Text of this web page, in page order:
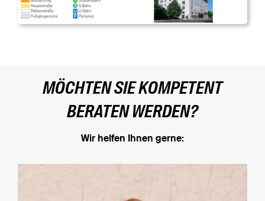
MÖCHTEN SIE KOMPETENT
BERATEN WERDEN?
Wir helfen Ihnen gerne: